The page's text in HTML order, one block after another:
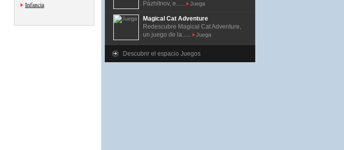
Infancia
Pázhitnov, e......
Juega
Magical Cat Adventure
Redescubre Magical Cat Adventure,
un juego de la......
Juega
Descubrir el espacio Juegos